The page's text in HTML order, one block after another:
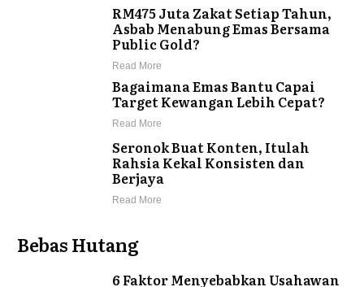
RM475 Juta Zakat Setiap Tahun,
Asbab Menabung Emas Bersama
Public Gold?
Read More
Bagaimana Emas Bantu Capai
Target Kewangan Lebih Cepat?
Read More
Seronok Buat Konten, Itulah
Rahsia Kekal Konsisten dan
Berjaya
Read More
Bebas Hutang
6 Faktor Menyebabkan Usahawan